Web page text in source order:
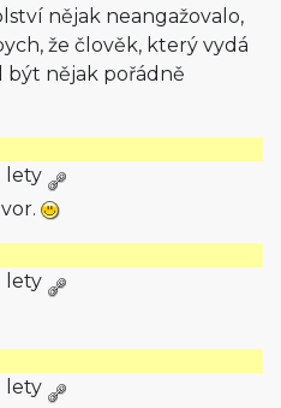
nějak neangažovalo,
že člověk, který vydá
být nějak pořádně
lety
lety
lety